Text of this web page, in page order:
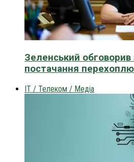
Зеленський
постачання
IT / Телеком / Медіа